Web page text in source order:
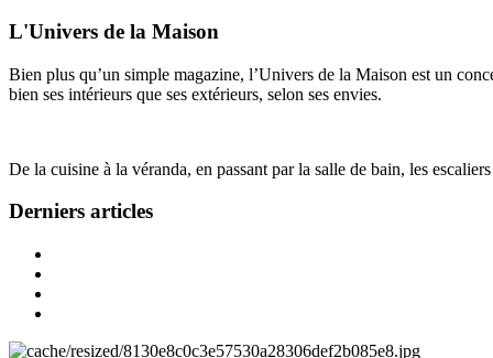
L'Univers de la Maison
Bien plus qu’un simple magazine, l’Univers de la Maison est un
bien ses intérieurs que ses extérieurs, selon ses envies.
De la cuisine à la véranda, en passant par la salle de bain, les
Derniers articles